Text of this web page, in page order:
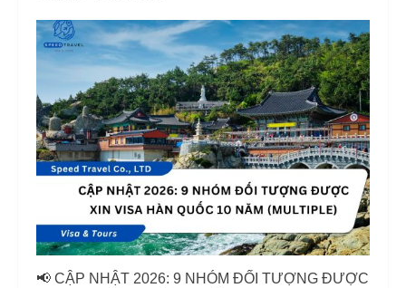
📢 CẬP NHẬT 2026: 9 NHÓM ĐỐI TƯỢNG ĐƯỢC